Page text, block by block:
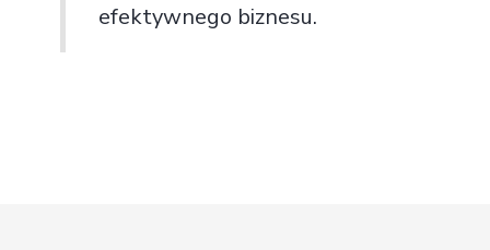
efektywnego biznesu.